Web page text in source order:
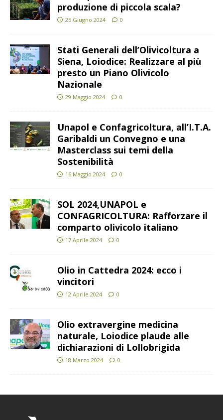
produzione di piccola scala?
25 Giugno 2024 0
Stati Generali dell’Olivicoltura a
Siena, Loiodice: Realizzare al più
presto un Piano Olivicolo
Nazionale
29 Maggio 2024 0
Unapol e Confagricoltura, all’I.T.A.
Garibaldi un Convegno e una
Masterclass sui temi della
Sostenibilità
16 Maggio 2024 0
SOL 2024,UNAPOL e
CONFAGRICOLTURA: Rafforzare il
comparto olivicolo italiano
17 Aprile 2024 0
Olio in Cattedra 2024: ecco i
vincitori
12 Aprile 2024 0
Olio extravergine medicina
naturale, Loiodice plaude alle
dichiarazioni di Lollobrigida
18 Marzo 2024 0